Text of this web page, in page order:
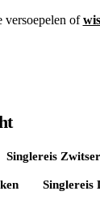
versoepelen of
Singlereis
Singlereis